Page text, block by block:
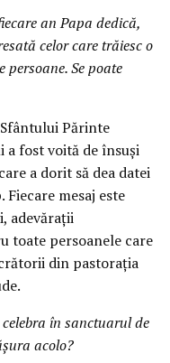
an Papa dedică,
celor care trăiesc o
persoane. Se poate
Părinte
a fost voită de însuşi
a dorit să dea datei
mesaj este
adevăraţii
toate persoanele care
din pastoraţia
în sanctuarul de
acolo?